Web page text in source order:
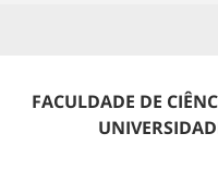
FACULDADE DE